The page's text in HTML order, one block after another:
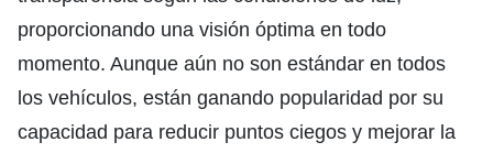
proporcionando una visión óptima en todo
momento. Aunque aún no son estándar en todos
los vehículos, están ganando popularidad por su
capacidad para reducir puntos ciegos y mejorar la